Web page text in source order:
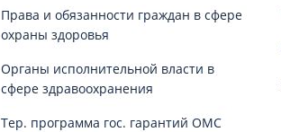
Права и обязанности граждан в сфере
охраны здоровья
Органы исполнительной власти в
сфере здравоохранения
Тер. программа гос. гарантий ОМС